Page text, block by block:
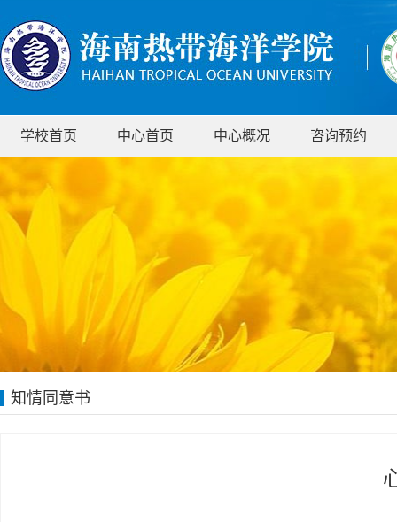
学校首页 中心首页 中心概况 咨询预约
知情同意书